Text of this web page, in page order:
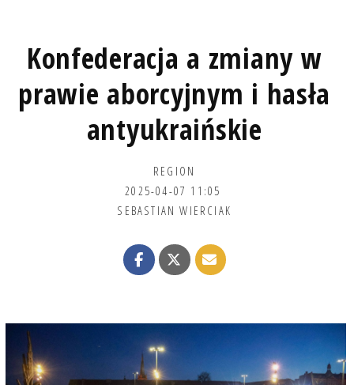
Konfederacja a zmiany w
prawie aborcyjnym i hasła
antyukraińskie
REGION
2025-04-07 11:05
SEBASTIAN WIERCIAK